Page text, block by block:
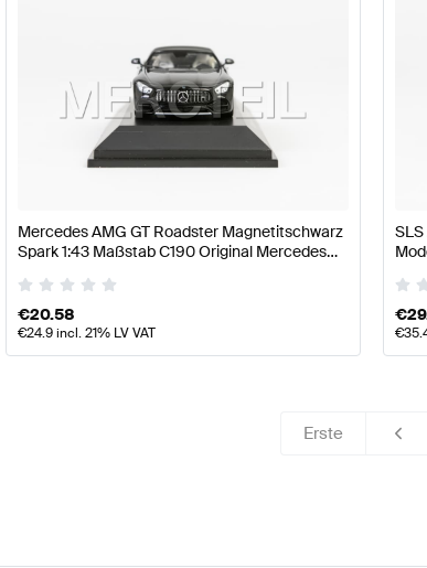
Mercedes AMG GT Roadster Magnetitschwarz
Spark 1:43 Maßstab C190 Original Mercedes
€20.58
€24.9incl. 21% LV VAT
€
€
Erste